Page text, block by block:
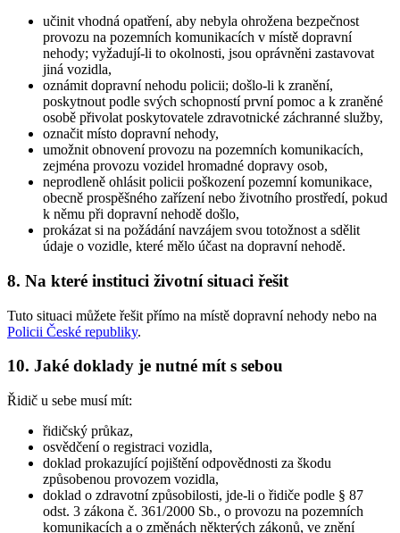
učinit vhodná opatření, aby nebyla ohrožena bezpečnost
provozu na pozemních komunikacích v místě dopravní
nehody; vyžadují-li to okolnosti, jsou oprávněni zastavovat
jiná vozidla,
oznámit dopravní nehodu policii; došlo-li k zranění,
poskytnout podle svých schopností první pomoc a k zraněné
osobě přivolat poskytovatele zdravotnické záchranné služby,
označit místo dopravní nehody,
umožnit obnovení provozu na pozemních komunikacích,
zejména provozu vozidel hromadné dopravy osob,
neprodleně ohlásit policii poškození pozemní komunikace,
obecně prospěšného zařízení nebo životního prostředí, pokud
k němu při dopravní nehodě došlo,
prokázat si na požádání navzájem svou totožnost a sdělit
údaje o vozidle, které mělo účast na dopravní nehodě.
8. Na které instituci životní situaci řešit
Tuto situaci můžete řešit přímo na místě dopravní nehody nebo na
Policii České republiky.
10. Jaké doklady je nutné mít s sebou
Řidič u sebe musí mít:
řidičský průkaz,
osvědčení o registraci vozidla,
doklad prokazující pojištění odpovědnosti za škodu
způsobenou provozem vozidla,
doklad o zdravotní způsobilosti, jde-li o řidiče podle § 87
odst. 3 zákona č. 361/2000 Sb., o provozu na pozemních
komunikacích a o změnách některých zákonů, ve znění